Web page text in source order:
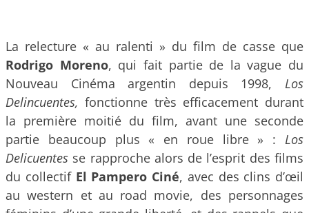
La relecture « au ralenti » du film de casse que
Rodrigo Moreno, qui fait partie de la vague du
Nouveau Cinéma argentin depuis 1998, Los
Delincuentes, fonctionne très efficacement durant
la première moitié du film, avant une seconde
partie beaucoup plus « en roue libre » : Los
Delicuentes se rapproche alors de l’esprit des films
du collectif El Pampero Ciné, avec des clins d’œil
au western et au road movie, des personnages